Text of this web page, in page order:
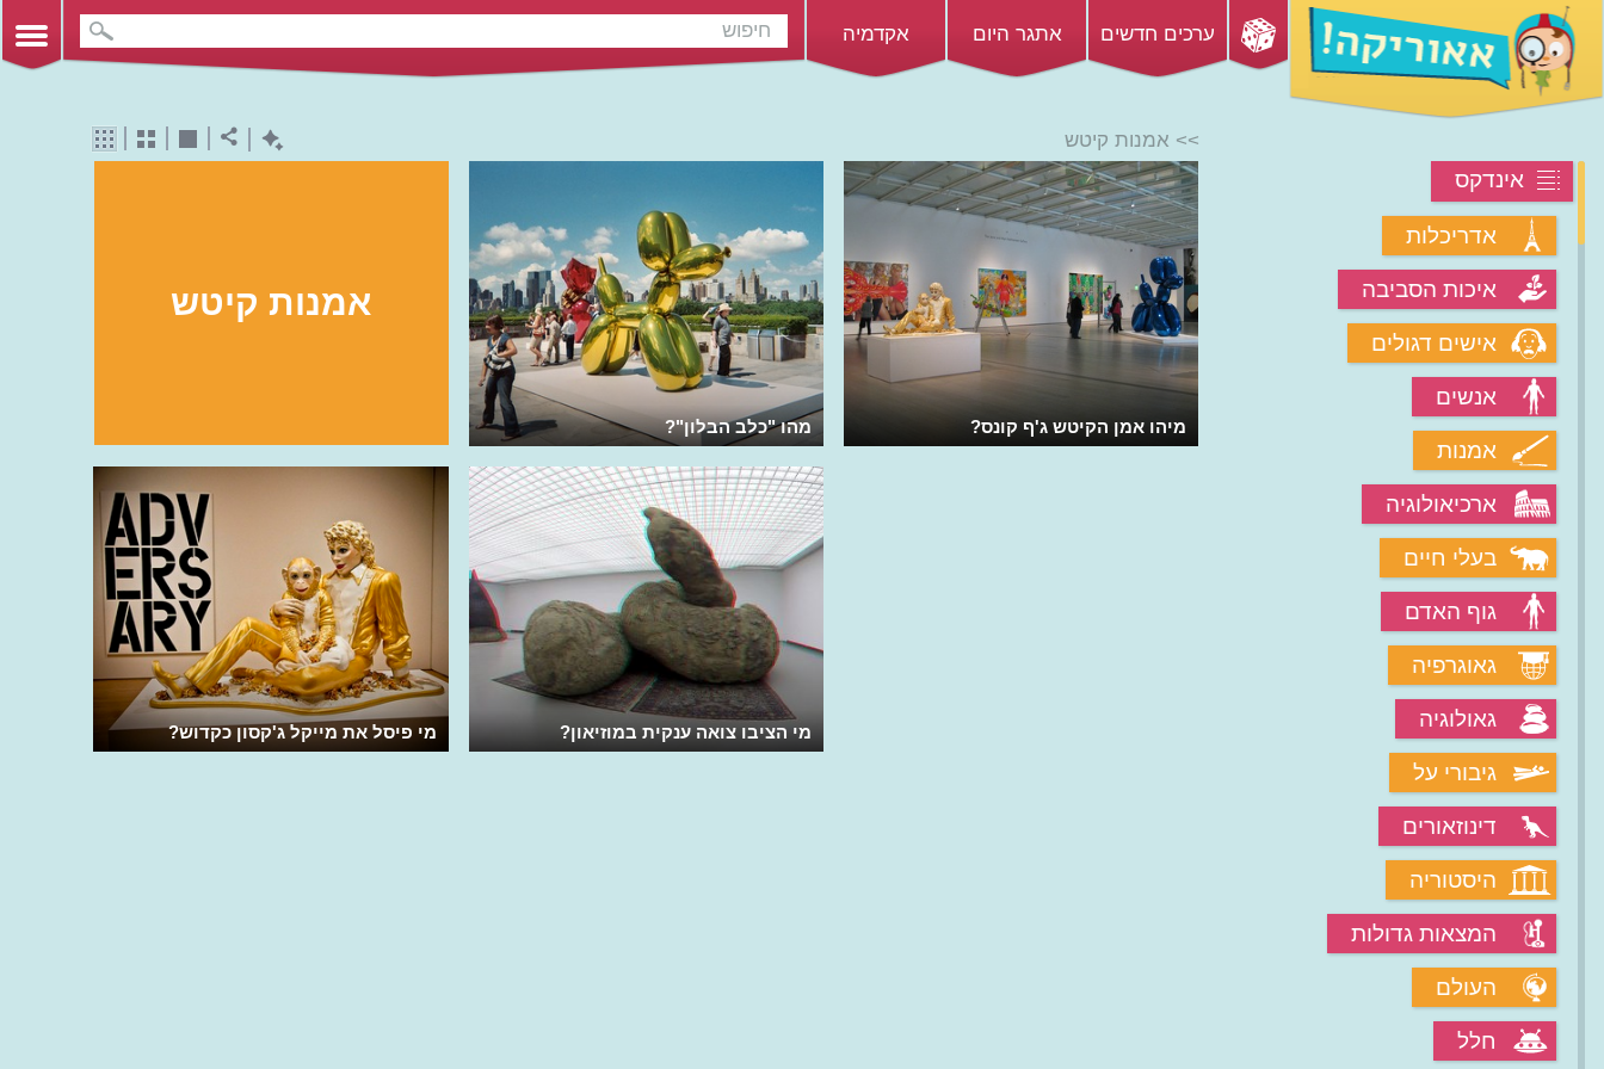
ערכים חדשים אתגר היום אקדמיה
אינדקס
אדריכלות
איכות הסביבה
אישים דגולים
אנשים
אמנות
ארכיאולוגיה
בעלי חיים
גוף האדם
גאוגרפיה
גאולוגיה
גיבורי על
דינוזאורים
היסטוריה
המצאות גדולות
העולם
חלל
>> אמנות קיטש
אמנות קיטש
מהו "כלב הבלון"? מיהו אמן הקיטש ג'ף קונס?
מי פיסל את מייקל ג'קסון כקדוש? מי הציבו צואה ענקית במוזיאון?